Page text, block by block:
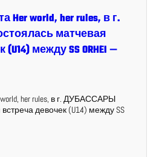
Her world, her rules, в г.
матчевая
между SS ORHEI —
her rules, в г. ДУБАССАРЫ
девочек (U14) между SS